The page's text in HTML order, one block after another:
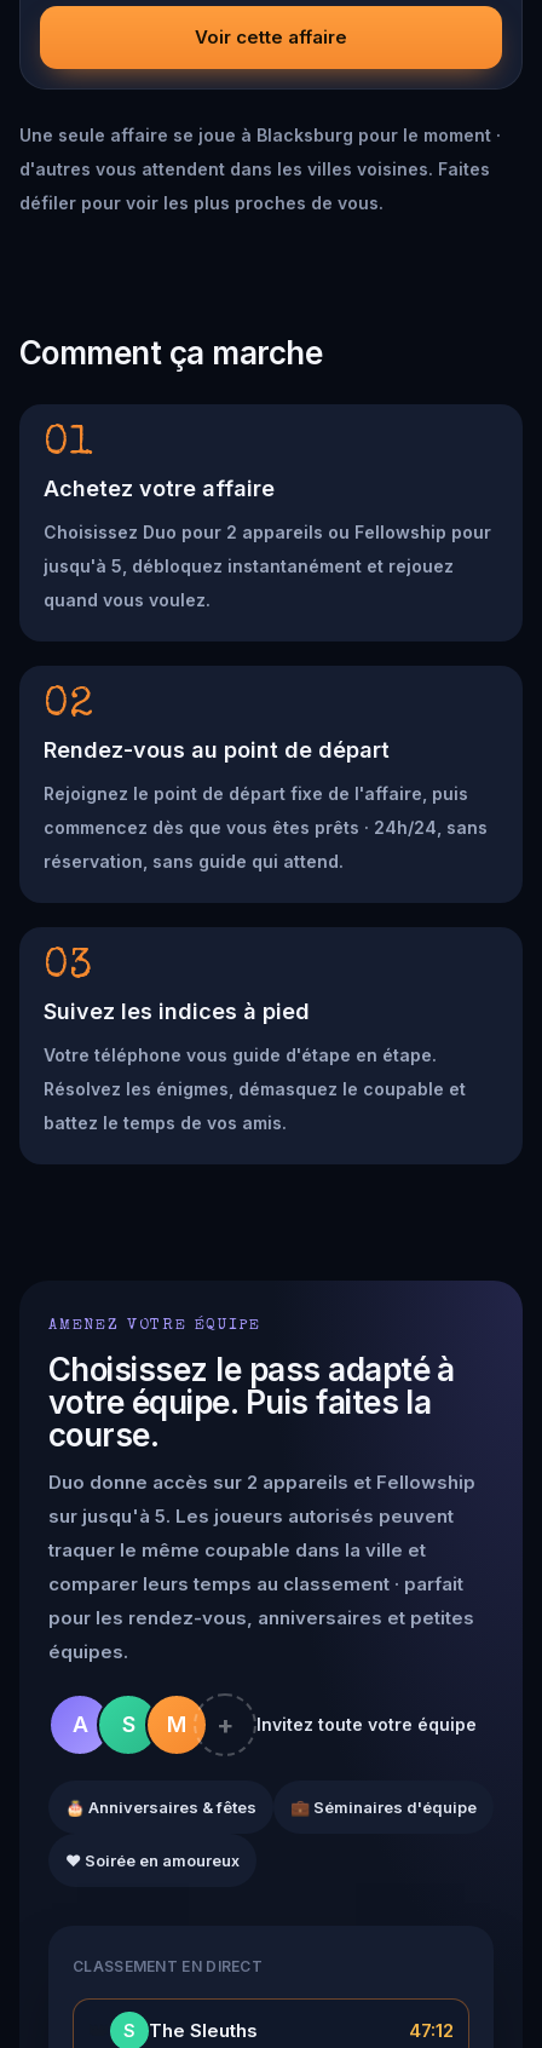
Voir cette affaire
Une seule affaire se joue à Blacksburg pour le moment ·
d'autres vous attendent dans les villes voisines. Faites
défiler pour voir les plus proches de vous.
Comment ça marche
01
Achetez votre affaire
Choisissez Duo pour 2 appareils ou Fellowship pour
jusqu'à 5, débloquez instantanément et rejouez
quand vous voulez.
02
Rendez-vous au point de départ
Rejoignez le point de départ fixe de l'affaire, puis
commencez dès que vous êtes prêts · 24h/24, sans
réservation, sans guide qui attend.
03
Suivez les indices à pied
Votre téléphone vous guide d'étape en étape.
Résolvez les énigmes, démasquez le coupable et
battez le temps de vos amis.
AMENEZ VOTRE ÉQUIPE
Choisissez le pass adapté à
votre équipe. Puis faites la
course.
Duo donne accès sur 2 appareils et Fellowship
sur jusqu'à 5. Les joueurs autorisés peuvent
traquer le même coupable dans la ville et
comparer leurs temps au classement · parfait
pour les rendez-vous, anniversaires et petites
équipes.
A S M + Invitez toute votre équipe
🎂 Anniversaires & fêtes 💼 Séminaires d'équipe
❤️ Soirée en amoureux
CLASSEMENT EN DIRECT
S The Sleuths 47:12